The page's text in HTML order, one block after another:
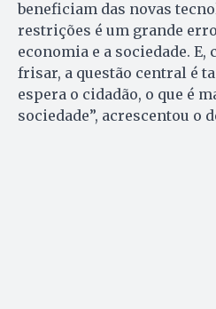
beneficiam das novas
restrições é um grande
economia e a sociedade.
frisar, a questão central é
espera o cidadão, o que é
sociedade”, acrescentou o